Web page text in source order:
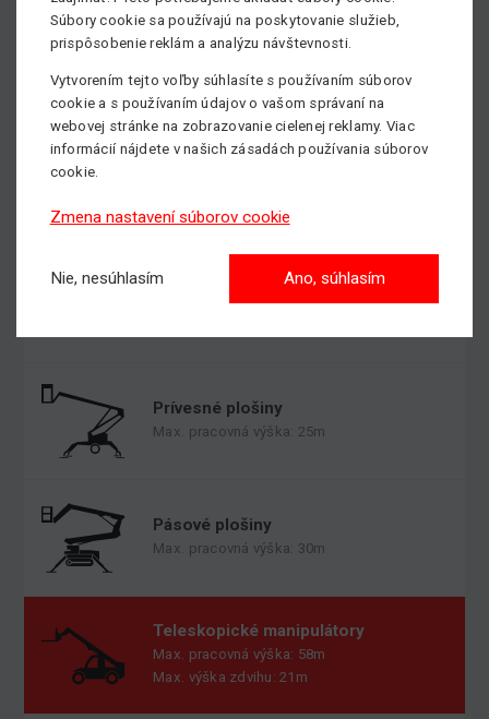
Kĺbové plošiny
Max. pracovná výška: 43m
Teleskopické plošiny
Prívesné plošiny
Max. pracovná výška: 25m
Pásové plošiny
Max. pracovná výška: 30m
Teleskopické manipulátory
Max. pracovná výška: 58m
Max. výška zdvihu: 21m
Súbory cookie sa používajú na poskytovanie služieb,
prispôsobenie reklám a analýzu návštevnosti.
Vytvorením tejto voľby súhlasíte s používaním súborov
cookie a s používaním údajov o vašom správaní na
webovej stránke na zobrazovanie cielenej reklamy. Viac
informácií nájdete v našich zásadách používania súborov
cookie.
Zmena nastavení súborov cookie
Nie, nesúhlasím Ano, súhlasím